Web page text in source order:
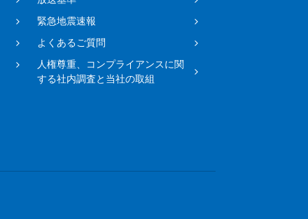
緊急地震速報
よくあるご質問
人権尊重、コンプライアンスに関
する社内調査と当社の取組